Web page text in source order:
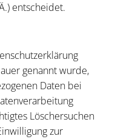
entscheidet.
genannt wurde,
Daten bei
Löschersuchen
zur